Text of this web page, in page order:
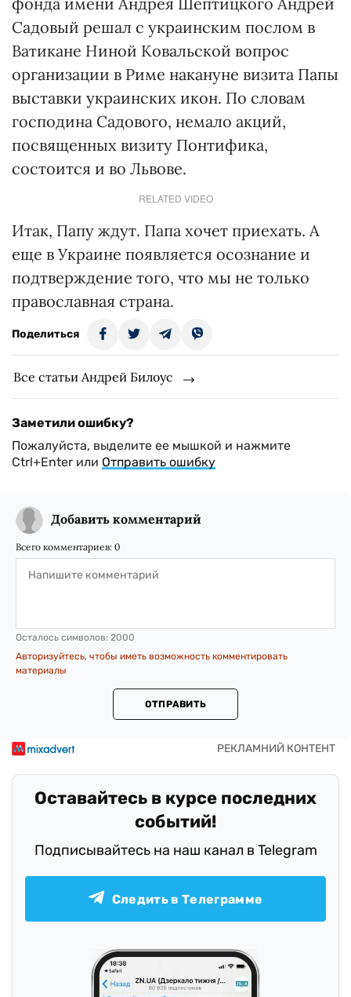
Садовый решал с украинским послом в
Ватикане Ниной Ковальской вопрос
организации в Риме накануне визита Папы
выставки украинских икон. По словам
господина Садового, немало акций,
посвященных визиту Понтифика,
состоится и во Львове.
RELATED VIDEO
Итак, Папу ждут. Папа хочет приехать. А
еще в Украине появляется осознание и
подтверждение того, что мы не только
православная страна.
Поделиться
Все статьи Андрей Билоус
Заметили ошибку?
Пожалуйста, выделите ее мышкой и нажмите
Ctrl+Enter или Отправить ошибку
Добавить комментарий
Всего комментариев: 0
Осталось символов: 2000
Авторизуйтесь, чтобы иметь возможность комментировать
материалы
ОТПРАВИТЬ
Оставайтесь в курсе последних
событий!
Подписывайтесь на наш канал в Telegram
Следить в Телеграмме